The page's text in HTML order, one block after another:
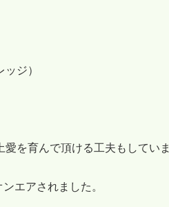
ジ）
を育んで頂ける工夫もしていま
エアされました。